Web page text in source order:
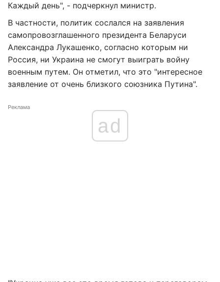
Каждый день", - подчеркнул министр.
В частности, политик сослался на заявления
самопровозглашенного президента Беларуси
Александра Лукашенко, согласно которым ни
Россия, ни Украина не смогут выиграть войну
военным путем. Он отметил, что это "интересное
заявление от очень близкого союзника Путина".
Реклама
ad